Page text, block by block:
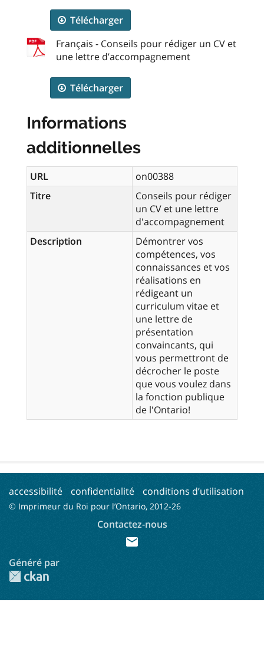
Télécharger
Français - Conseils pour rédiger un CV et
une lettre d’accompagnement
Télécharger
Informations
additionnelles
URL
on00388
Titre
Conseils pour rédiger
un CV et une lettre
d'accompagnement
Description
Démontrer vos
compétences, vos
connaissances et vos
réalisations en
rédigeant un
curriculum vitae et
une lettre de
présentation
convaincants, qui
vous permettront de
décrocher le poste
que vous voulez dans
la fonction publique
de l'Ontario!
accessibilité confidentialité conditions d’utilisation
© Imprimeur du Roi pour l’Ontario, 2012-26
Contactez-nous
mail
Généré par